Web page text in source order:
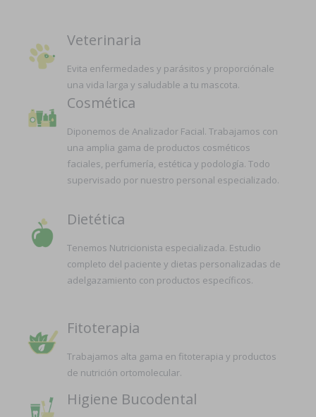
Veterinaria
Evita enfermedades y parásitos y proporciónale
una vida larga y saludable a tu mascota.
Cosmética
Diponemos de Analizador Facial. Trabajamos con
una amplia gama de productos cosméticos
faciales, perfumería, estética y podología. Todo
supervisado por nuestro personal especializado.
Dietética
Tenemos Nutricionista especializada. Estudio
completo del paciente y dietas personalizadas de
adelgazamiento con productos específicos.
Fitoterapia
Trabajamos alta gama en fitoterapia y productos
de nutrición ortomolecular.
Higiene Bucodental